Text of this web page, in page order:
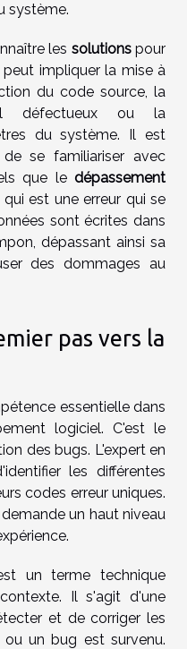
système.
les solutionspour
peut impliquer la mise à
du code source, la
défectueux ou la
du système. Il est
se familiariser avec
que le dépassement
est une erreur qui se
sont écrites dans
dépassant ainsi sa
des dommages au
pas vers la
essentielle dans
logiciel. C'est le
des bugs. L'expert en
les différentes
codes erreur uniques.
un haut niveau
un terme technique
Il s'agit d'une
et de corriger les
ou un bug est survenu.